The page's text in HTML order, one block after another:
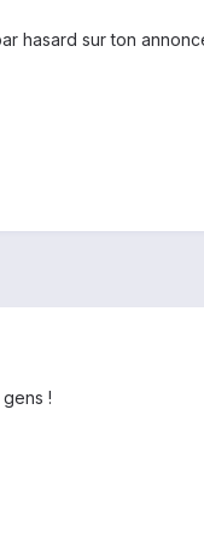
hasard sur ton
!